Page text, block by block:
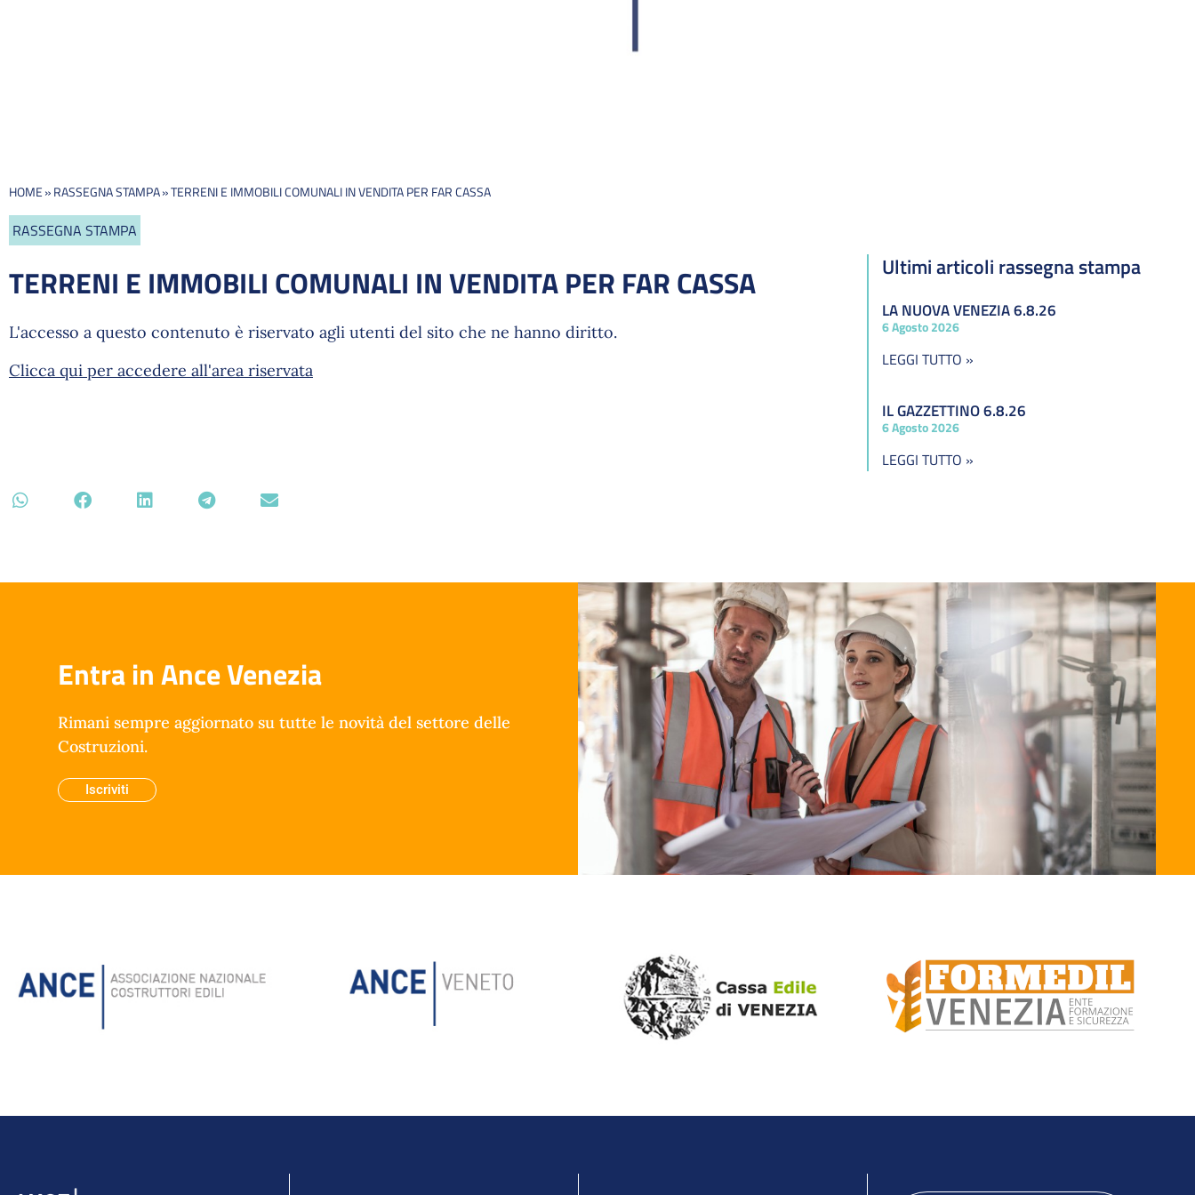
HOME»RASSEGNA STAMPA»TERRENI E IMMOBILI COMUNALI IN VENDITA PER FAR CASSA
RASSEGNA STAMPA
TERRENI E IMMOBILI COMUNALI IN VENDITA PER FAR CASSA
L'accesso a questo contenuto è riservato agli utenti del sito che ne hanno diritto.
Clicca qui per accedere all'area riservata
Ultimi articoli rassegna stampa
LA NUOVA VENEZIA 6.8.26
6 Agosto 2026
LEGGI TUTTO »
IL GAZZETTINO 6.8.26
6 Agosto 2026
LEGGI TUTTO »
Entra in Ance Venezia
Rimani sempre aggiornato su tutte le novità del settore delle
Costruzioni.
Iscriviti